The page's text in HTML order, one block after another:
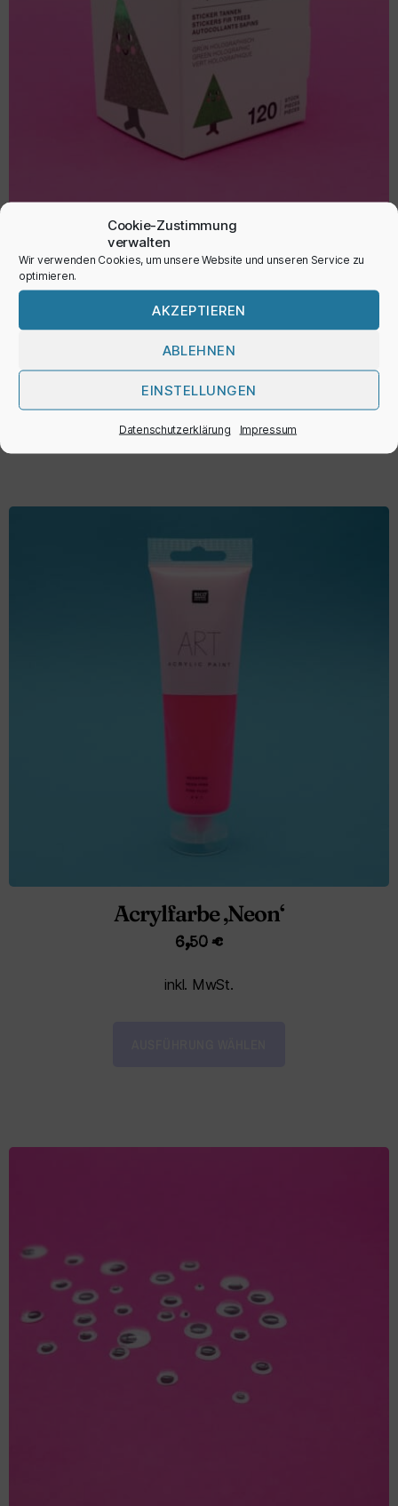
Cookie-Zustimmung
verwalten
Wir verwenden Cookies, um unsere Website und unseren Service zu
optimieren.
AKZEPTIEREN
ABLEHNEN
EINSTELLUNGEN
Datenschutzerklärung Impressum
Sticker ‚Tannen‘
6,95€
inkl. MwSt.
Acrylfarbe ‚Neon‘
6,50€
inkl. MwSt.